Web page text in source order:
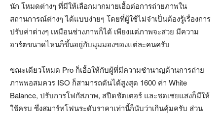
นัก โหมดต่างๆ ที่มีให้เลือกมากมายเอื้อต่อการถ่ายภาพใน
สถานการณ์ต่างๆ ได้แบบง่ายๆ โดยที่ผู้ใช้ไม่จำเป็นต้องรู้เรื่องการ
ปรับค่าต่างๆ เหมือนช่างภาพก็ได้ เพียงแต่ภาพจะสวย มีความ
อาร์ตขนาดไหนก็ขึ้นอยู่กับมุมมองของแต่ละคนครับ
ขณะเดียวโหมด Pro ก็เอื้อให้กับผู้ที่มีความชำนาญด้านการถ่าย
ภาพพอสมควร ISO ก็สามารถดันได้สูงสุด 1600 ค่า White
Balance, ปรับการโฟกัสภาพ, สปีดชัตเตอร์ และชดเชยแสงก็มีให้
ใช้ครบ ซึ่งสมาร์ทโฟนระดับราคาเท่านี้ก็นับว่าเกินคุ้มครับ ส่วน